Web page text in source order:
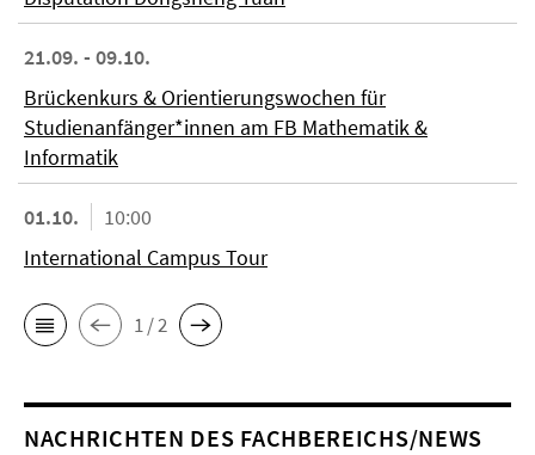
21.09. - 09.10.
Brückenkurs & Orientierungswochen für
Studienanfänger*innen am FB Mathematik &
Informatik
01.10.
10:00
International Campus Tour
1 / 2
NACHRICHTEN DES FACHBEREICHS/NEWS